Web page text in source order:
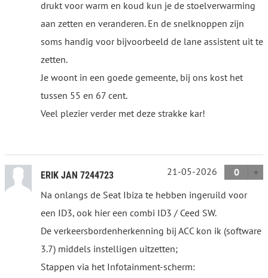
drukt voor warm en koud kun je de stoelverwarming
aan zetten en veranderen. En de snelknoppen zijn
soms handig voor bijvoorbeeld de lane assistent uit te
zetten.
Je woont in een goede gemeente, bij ons kost het
tussen 55 en 67 cent.
Veel plezier verder met deze strakke kar!
ERIK JAN 7244723 21-05-2026
0
Na onlangs de Seat Ibiza te hebben ingeruild voor
een ID3, ook hier een combi ID3 / Ceed SW.
De verkeersbordenherkenning bij ACC kon ik (software
3.7) middels instelligen uitzetten;
Stappen via het Infotainment-scherm: